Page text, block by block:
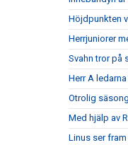
Höjdpunkten
Herrjuniorer
Svahn tror på
Herr A
Otrolig
Med hjälp av
Linus ser